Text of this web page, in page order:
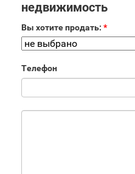
недвижимость
Вы хотите продать:*
Телефон